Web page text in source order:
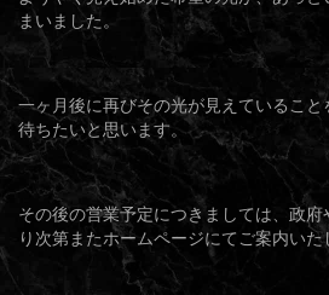
まいました。
一ヶ月後に再びその光が見えているこ
待ちたいと思います。
その後の営業予定につきましては、政
り次第またホームページにてご案内いた